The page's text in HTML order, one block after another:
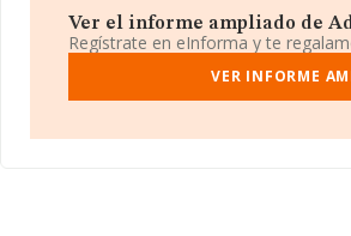
estudio superior a este promedio. En
la base de datos de INFORMA
3.567 millones de euros. Con el fin de
empleados es de 2; la media de
Ver el informe ampliado de
Regístrate en eInforma y te
VER INFORME